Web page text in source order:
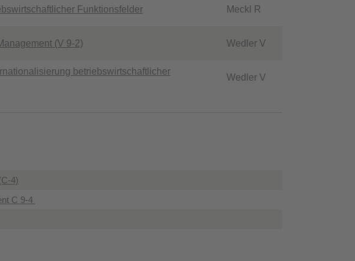
Funktionsfelder Meckl R
(V 9-2) Wedler V
betriebswirtschaftlicher
Wedler V
4)
C 9-4